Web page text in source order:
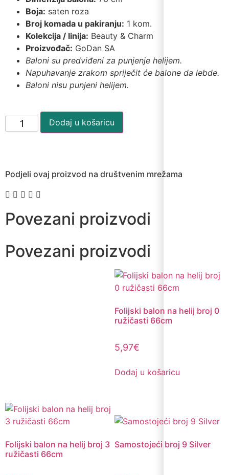
Boja: saten roza
Broj komada u pakiranju: 1 kom.
Kolekcija / linija: Beauty & Charm
Proizvođač: GoDan SA
Baloni su predviđeni za punjenje helijem.
Napuhavanje zrakom spriječit će balone da lebde.
Baloni nisu punjeni helijem.
Dodaj u košaricu
Podjeli ovaj proizvod na društvenim mrežama
Povezani proizvodi
Povezani proizvodi
Folijski balon na helij broj 0
ružičasti 66cm
5,97€
Dodaj u košaricu
Folijski balon na helij broj 3
ružičasti 66cm
Samostojeći broj 9 Silver